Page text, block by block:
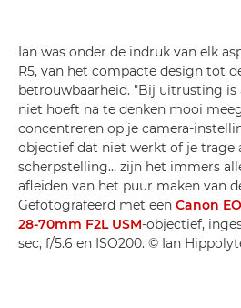
Ian was onder de indruk van elk
R5, van het compacte design tot
betrouwbaarheid. "Bij uitrusting is
niet hoeft na te denken mooi
concentreren op je camera-
objectief dat niet werkt of je trage
scherpstelling… zijn het immers
afleiden van het puur maken van
Gefotografeerd met een Canon
28-70mm F2L USM-objectief,
sec, f/5.6 en ISO200. © Ian